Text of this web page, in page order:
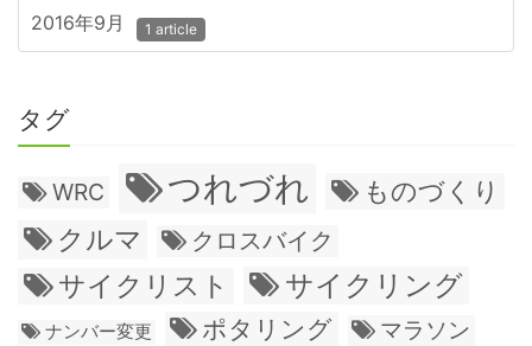
2016年9月 1 article
タグ
WRC つれづれ ものづくり
クルマ クロスバイク
サイクリスト サイクリング
ナンバー変更 ポタリング マラソン